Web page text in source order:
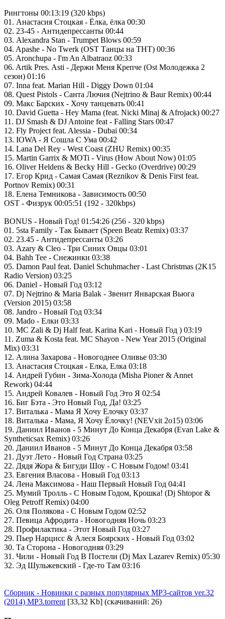
Рингтоны 00:13:19 (320 kbps)
01. Анастасия Стоцкая - Ёлка, ёлка 00:30
02. 23-45 - Антидепрессанты 00:44
03. Alexandra Stan - Trumpet Blows 00:59
04. Apashe - No Twerk (OST Танцы на ТНТ) 00:36
05. Aronchupa - I'm An Albatraoz 00:33
06. Artik Pres. Asti - Держи Меня Крепче (Ost Молодежка 2
сезон) 01:16
07. Inna feat. Marian Hill - Diggy Down 01:04
08. Quest Pistols - Санта Лючия (Nejtrino & Baur Remix) 00:44
09. Макс Барских - Хочу танцевать 00:41
10. David Guetta - Hey Mama (feat. Nicki Minaj & Afrojack) 00:27
11. DJ Smash & DJ Antoine feat - Falling Stars 00:47
12. Fly Project feat. Alessia - Dubai 00:34
13. IOWA - Я Сошла С Ума 00:42
14. Lana Del Rey - West Coast (ZHU Remix) 00:35
15. Martin Garrix & MOTi - Virus (How About Now) 01:05
16. Oliver Heldens & Becky Hill - Gecko (Overdrive) 00:29
17. Егор Крид - Самая Самая (Reznikov & Denis First feat.
Portnov Remix) 00:31
18. Елена Темникова - Зависимость 00:50
OST - Физрук 00:05:51 (192 - 320kbps)
BONUS - Новый Год! 01:54:26 (256 - 320 kbps)
01. 5sta Family - Так Бывает (Speen Beatz Remix) 03:37
02. 23.45 - Антидепрессанты 03:26
03. Azary & Cleo - Три Синих Овцы 03:01
04. Bahh Tee - Снежинки 03:38
05. Damon Paul feat. Daniel Schuhmacher - Last Christmas (2K15
Radio Version) 03:25
06. Daniel - Новый Год 03:12
07. Dj Nejtrino & Maria Balak - Звенит Январская Вьюга
(Version 2015) 03:58
08. Jandro - Новый Год 03:34
09. Mado - Елки 03:33
10. MC Zali & Dj Half feat. Karina Kari - Новый Год ) 03:19
11. Zuma & Kosta feat. MC Shayon - New Year 2015 (Original
Mix) 03:31
12. Алина Захарова - Новогоднее Оливье 03:30
13. Анастасия Стоцкая - Елка, Елка 03:18
14. Андрей Губин - Зима-Холода (Misha Pioner & Annet
Rework) 04:44
15. Андрей Ковалев - Новый Год Это Я 02:54
16. Биг Бэта - Это Новый Год, Да! 03:25
17. Виталька - Мама Я Хочу Елочку 03:37
18. Виталька - Мама, Я Хочу Ёлочку! (NEVxit 2o15) 03:06
19. Даниил Иванов - 5 Минут До Конца Декабря (Evan Lake &
Syntheticsax Remix) 03:26
20. Даниил Иванов - 5 Минут До Конца Декабря 03:58
21. Дуэт Лето - Новый Год Страна 03:25
22. Дядя Жора & Бигуди Шоу - С Новым Годом! 03:41
23. Евгения Власова - Новый Год 03:13
24. Лена Максимова - Наш Первый Новый Год 04:41
25. Мумий Тролль - С Новым Годом, Крошка! (Dj Shtopor &
Oleg Petroff Remix) 04:00
26. Оля Полякова - С Новым Годом 02:52
27. Певица Афродита - Новогодняя Ночь 03:23
28. Профилактика - Этот Новый Год 03:27
29. Пьер Нарцисс & Алеся Боярских - Новый Год 03:02
30. Та Сторона - Новогодняя 03:29
31. Чили - Новый Год В Постели (Dj Max Lazarev Remix) 05:30
32. Эд Шульжевский - Где-то Там 03:16
Сборник - Новинки с разных популярных MP3-сайтов ver.32
(2014) MP3.torrent[33,32 Kb] (cкачиваний: 26)